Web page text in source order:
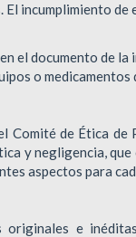
incumplimiento
el documento de
o medicamentos
de Ética de
y negligencia,
aspectos para
originales e